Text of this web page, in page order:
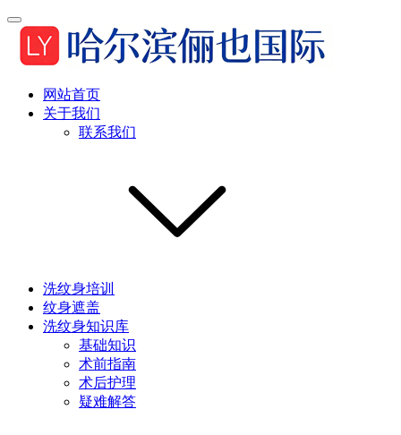
网站首页
关于我们
联系我们
洗纹身培训
纹身遮盖
洗纹身知识库
基础知识
术前指南
术后护理
疑难解答